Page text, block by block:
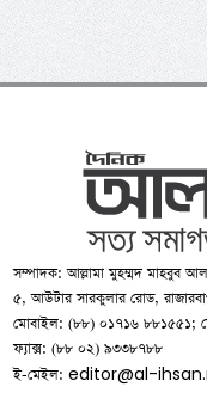
সম্পাদক: আল্লামা মুহম্মদ মাহবুব
৫, আউটার সারকুলার রোড,
মোবাইল: (৮৮) ০১৭১৬
ফ্যাক্স: (৮৮ ০২) ৯৩৩৮৭৮৮
ই-মেইল:editor@al-